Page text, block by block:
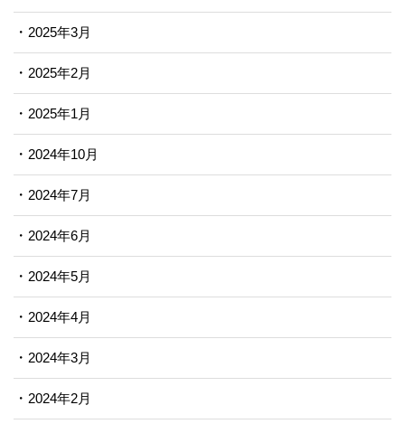
2025年3月
2025年2月
2025年1月
2024年10月
2024年7月
2024年6月
2024年5月
2024年4月
2024年3月
2024年2月